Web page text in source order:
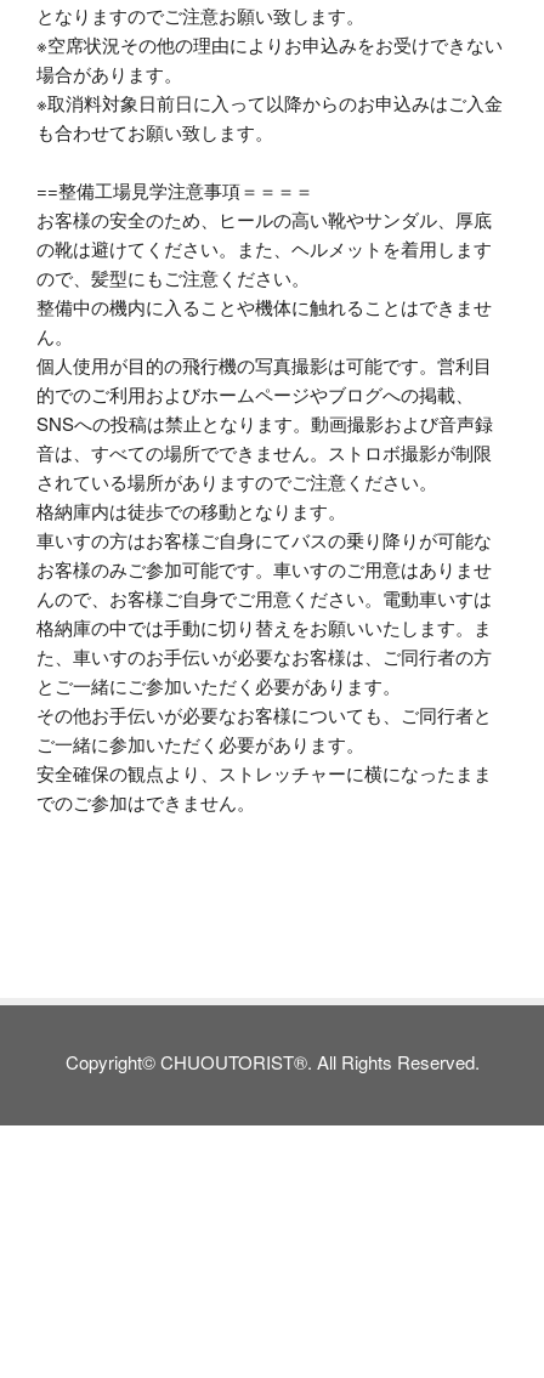
となりますのでご注意お願い致します。
※空席状況その他の理由によりお申込みをお受けできない
場合があります。
※取消料対象日前日に入って以降からのお申込みはご入金
も合わせてお願い致します。
==整備工場見学注意事項＝＝＝＝
お客様の安全のため、ヒールの高い靴やサンダル、厚底
の靴は避けてください。また、ヘルメットを着用します
ので、髪型にもご注意ください。
整備中の機内に入ることや機体に触れることはできませ
ん。
個人使用が目的の飛行機の写真撮影は可能です。営利目
的でのご利用およびホームページやブログへの掲載、
SNSへの投稿は禁止となります。動画撮影および音声録
音は、すべての場所でできません。ストロボ撮影が制限
されている場所がありますのでご注意ください。
格納庫内は徒歩での移動となります。
車いすの方はお客様ご自身にてバスの乗り降りが可能な
お客様のみご参加可能です。車いすのご用意はありませ
んので、お客様ご自身でご用意ください。電動車いすは
格納庫の中では手動に切り替えをお願いいたします。ま
た、車いすのお手伝いが必要なお客様は、ご同行者の方
とご一緒にご参加いただく必要があります。
その他お手伝いが必要なお客様についても、ご同行者と
ご一緒に参加いただく必要があります。
安全確保の観点より、ストレッチャーに横になったまま
でのご参加はできません。
Copyright© CHUOUTORIST®. All Rights Reserved.